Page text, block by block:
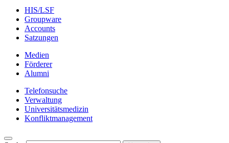
HIS/LSF
Groupware
Accounts
Satzungen
Medien
Förderer
Alumni
Telefonsuche
Verwaltung
Universitätsmedizin
Konfliktmanagement